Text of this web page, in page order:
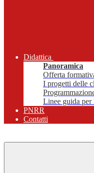
Didattica
Panoramica
Offerta
I progetti delle
Linee guida per
PNRR
Contatti